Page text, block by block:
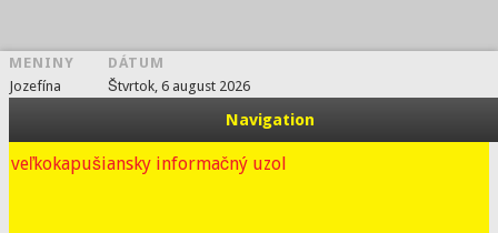
vkport.sk
MENINY
Jozefína
DÁTUM
Štvrtok, 6 august 2026
Navigation
veľkokapušiansky informačný uzol